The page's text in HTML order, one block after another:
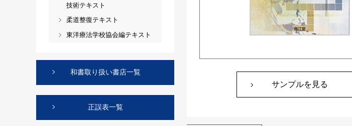
サンプルを見る
技術テキスト
柔道整復テキスト
東洋療法学校協会編テキスト
和書取り扱い書店一覧
正誤表一覧